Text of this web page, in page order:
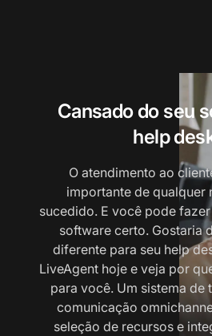
Cansado do seu
help
O atendimento ao
importante de qualquer
sucedido. E você pode
software certo. Gostaria
diferente para seu help
LiveAgent hoje e veja por
para você. Um sistema de
comunicação
seleção de recursos e